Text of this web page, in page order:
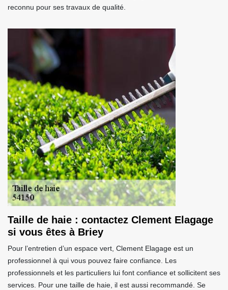
reconnu pour ses travaux de qualité.
Taille de haie : contactez Clement Elagage
si vous êtes à Briey
Pour l’entretien d’un espace vert, Clement Elagage est un
professionnel à qui vous pouvez faire confiance. Les
professionnels et les particuliers lui font confiance et sollicitent ses
services. Pour une taille de haie, il est aussi recommandé. Se